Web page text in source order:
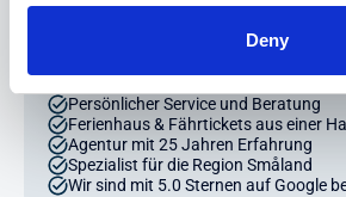
Deny
Persönlicher Service und Beratung
Ferienhaus & Fährtickets aus einer
Agentur mit 25 Jahren Erfahrung
Spezialist für die Region Småland
Wir sind mit 5.0 Sternen auf Google